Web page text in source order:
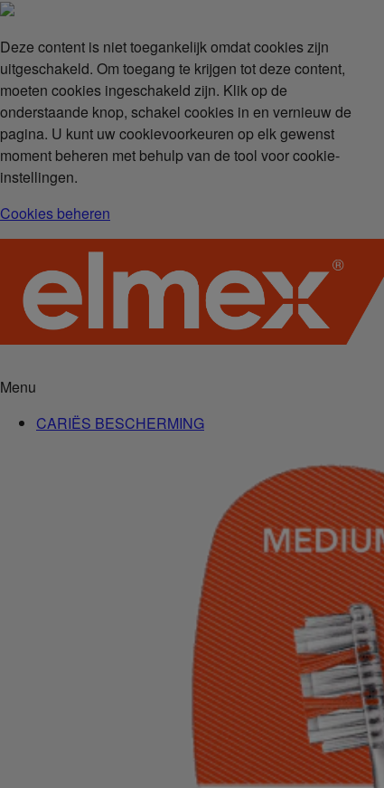
Deze content is niet toegankelijk omdat cookies zijn
uitgeschakeld. Om toegang te krijgen tot deze content,
moeten cookies ingeschakeld zijn. Klik op de
onderstaande knop, schakel cookies in en vernieuw de
pagina. U kunt uw cookievoorkeuren op elk gewenst
moment beheren met behulp van de tool voor cookie-
instellingen.
Cookies beheren
Menu
CARIËS BESCHERMING